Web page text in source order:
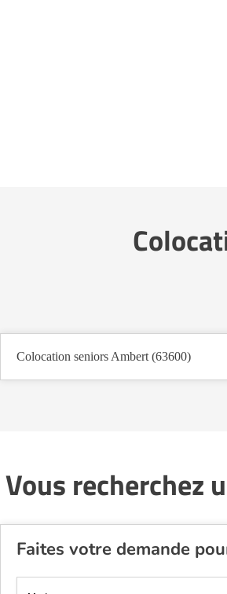
Colocation seniors Ambert (63600)
Vous recherchez
Faites votre demande